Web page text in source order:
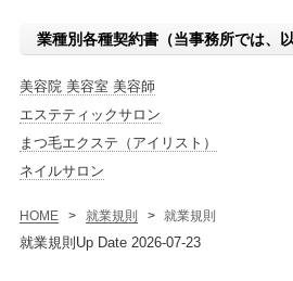
業種別各種契約書（当事務所では、
美容院 美容室 美容師
エステティックサロン
まつ毛エクステ（アイリスト）
ネイルサロン
HOME > 就業規則 > 就業規則
就業規則Up Date 2026-07-23